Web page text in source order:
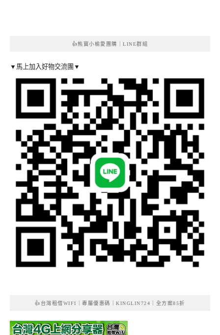
👍熊寶小榆愛團購｜LINE群組
▼馬上加入好物交流團▼
👍台灣租借WIFI｜專屬優惠碼｜KINGLIN724｜全方案85折